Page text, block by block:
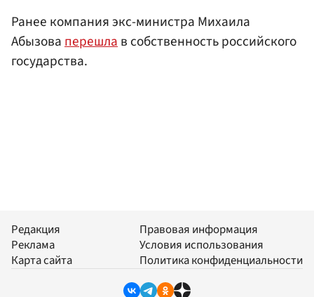
Ранее компания экс-министра Михаила
Абызоваперешлав собственность российского
государства.
Редакция
Реклама
Карта сайта
Правовая информация
Условия использования
Политика конфиденциальности